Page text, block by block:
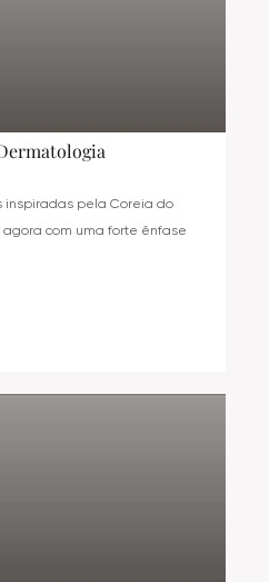
inspiradas pela Coreia do
agora com uma forte ênfase